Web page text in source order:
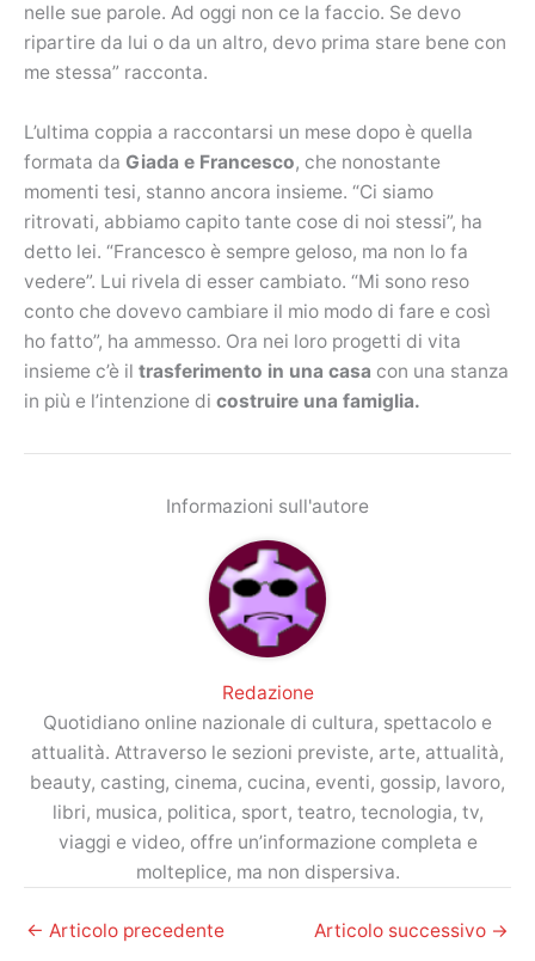
nelle sue parole. Ad oggi non ce la faccio. Se devo
ripartire da lui o da un altro, devo prima stare bene con
me stessa” racconta.
L’ultima coppia a raccontarsi un mese dopo è quella
formata da Giada e Francesco, che nonostante
momenti tesi, stanno ancora insieme. “Ci siamo
ritrovati, abbiamo capito tante cose di noi stessi”, ha
detto lei. “Francesco è sempre geloso, ma non lo fa
vedere”. Lui rivela di esser cambiato. “Mi sono reso
conto che dovevo cambiare il mio modo di fare e così
ho fatto”, ha ammesso. Ora nei loro progetti di vita
insieme c’è il trasferimento in una casa con una stanza
in più e l’intenzione di costruire una famiglia.
Informazioni sull'autore
Redazione
Quotidiano online nazionale di cultura, spettacolo e
attualità. Attraverso le sezioni previste, arte, attualità,
beauty, casting, cinema, cucina, eventi, gossip, lavoro,
libri, musica, politica, sport, teatro, tecnologia, tv,
viaggi e video, offre un’informazione completa e
molteplice, ma non dispersiva.
← Articolo precedente Articolo successivo →